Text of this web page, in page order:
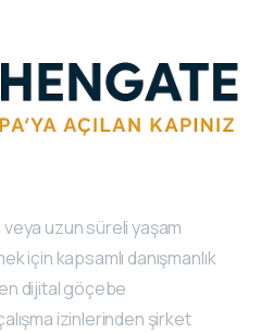
veya uzun süreli yaşam
için kapsamlı danışmanlık
dijital göçebe
izinlerinden şirket